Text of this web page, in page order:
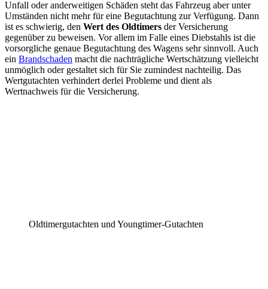
Unfall oder anderweitigen Schäden steht das Fahrzeug aber unter
Umständen nicht mehr für eine Begutachtung zur Verfügung. Dann
ist es schwierig, den Wert des Oldtimers der Versicherung
gegenüber zu beweisen. Vor allem im Falle eines Diebstahls ist die
vorsorgliche genaue Begutachtung des Wagens sehr sinnvoll. Auch
ein Brandschaden macht die nachträgliche Wertschätzung vielleicht
unmöglich oder gestaltet sich für Sie zumindest nachteilig. Das
Wertgutachten verhindert derlei Probleme und dient als
Wertnachweis für die Versicherung.
Oldtimergutachten und Youngtimer-Gutachten